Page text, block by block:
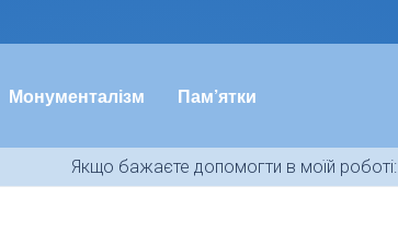
Монументалізм Пам’ятки
Якщо бажаєте допомогти в моїй роботі: